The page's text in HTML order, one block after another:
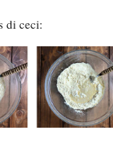
di ceci: